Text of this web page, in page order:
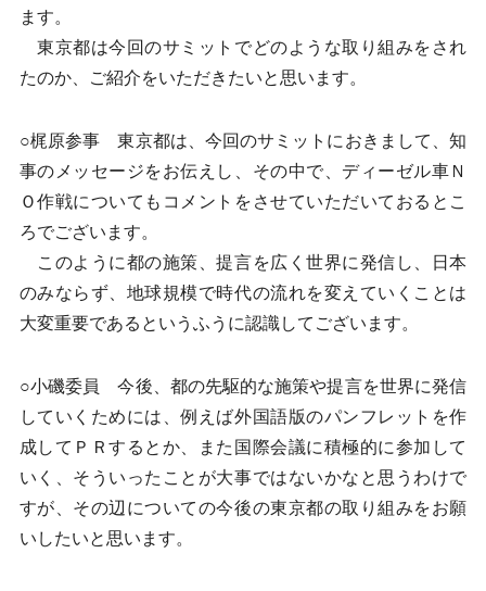
ます。
東京都は今回のサミットでどのような取り組みをされ
たのか、ご紹介をいただきたいと思います。
○梶原参事 東京都は、今回のサミットにおきまして、知
事のメッセージをお伝えし、その中で、ディーゼル車Ｎ
Ｏ作戦についてもコメントをさせていただいておるとこ
ろでございます。
このように都の施策、提言を広く世界に発信し、日本
のみならず、地球規模で時代の流れを変えていくことは
大変重要であるというふうに認識してございます。
○小磯委員 今後、都の先駆的な施策や提言を世界に発信
していくためには、例えば外国語版のパンフレットを作
成してＰＲするとか、また国際会議に積極的に参加して
いく、そういったことが大事ではないかなと思うわけで
すが、その辺についての今後の東京都の取り組みをお願
いしたいと思います。